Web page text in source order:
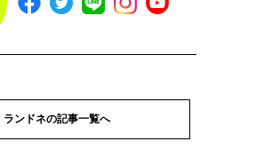
ランドネの記事一覧へ